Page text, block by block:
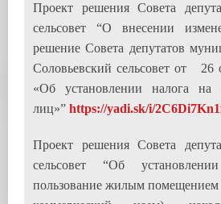
Проект решения Совета
сельсовет “О внесении
решение Совета депутатов
Соловьевский сельсовет от 26
«Об установлении налога на
лиц»” https://yadi.sk/i/
Проект решения Совета
сельсовет “Об
пользование жилым помещением